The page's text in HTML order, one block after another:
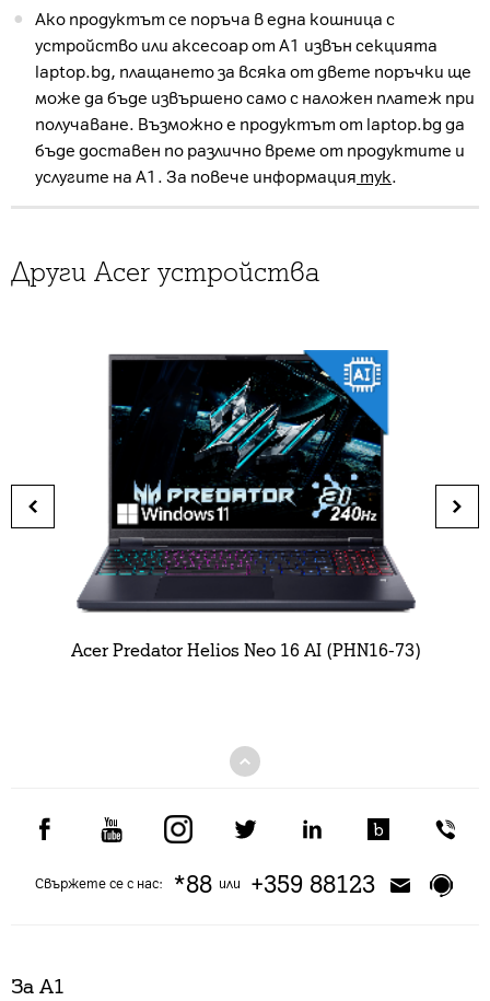
Ако продуктът се поръча в една кошница с
устройство или аксесоар от А1 извън секцията
laptop.bg, плащането за всяка от двете поръчки ще
може да бъде извършено само с наложен платеж при
получаване. Възможно е продуктът от laptop.bg да
бъде доставен по различно време от продуктите и
услугите на А1. За повече информация тук.
Други Acer устройства
Acer Predator Helios Neo 16 AI (PHN16-73)
Свържете се с нас: *88или +359 88123
За А1